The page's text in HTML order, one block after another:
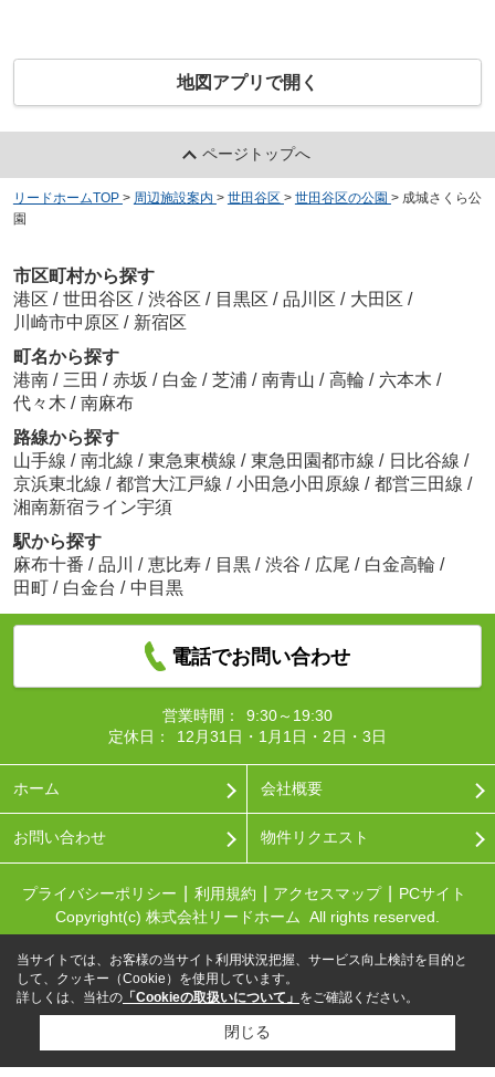
地図アプリで開く
ページトップへ
リードホームTOP > 周辺施設案内 > 世田谷区 > 世田谷区の公園 > 成城さくら公
園
市区町村から探す
港区 / 世田谷区 / 渋谷区 / 目黒区 / 品川区 / 大田区 /
川崎市中原区 / 新宿区
町名から探す
港南 / 三田 / 赤坂 / 白金 / 芝浦 / 南青山 / 高輪 / 六本木 /
代々木 / 南麻布
路線から探す
山手線 / 南北線 / 東急東横線 / 東急田園都市線 / 日比谷線 /
京浜東北線 / 都営大江戸線 / 小田急小田原線 / 都営三田線 /
湘南新宿ライン宇須
駅から探す
麻布十番 / 品川 / 恵比寿 / 目黒 / 渋谷 / 広尾 / 白金高輪 /
田町 / 白金台 / 中目黒
電話でお問い合わせ
営業時間：
9:30～19:30
定休日：
12月31日・1月1日・2日・3日
ホーム 会社概要
お問い合わせ 物件リクエスト
プライバシーポリシー 利用規約 アクセスマップ
PCサイト
Copyright(c) 株式会社リードホーム All rights reserved.
当サイトでは、お客様の当サイト利用状況把握、サービス向上検討を目的と
して、クッキー（Cookie）を使用しています。
詳しくは、当社の 「Cookieの取扱いについて」 をご確認ください。
閉じる